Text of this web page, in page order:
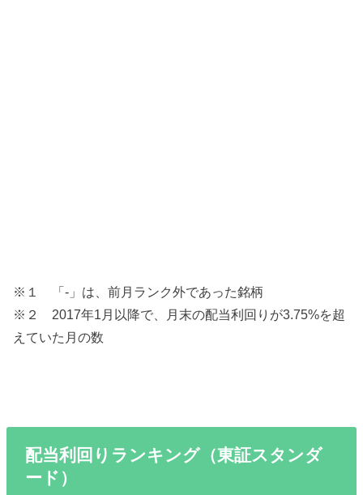
※１ 「-」は、前月ランク外であった銘柄
※２ 2017年1月以降で、月末の配当利回りが3.75%を超
えていた月の数
配当利回りランキング（東証スタンダ
ード）